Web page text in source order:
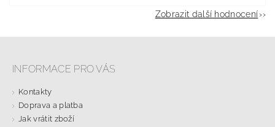
Zobrazit další hodnocení
INFORMACE PRO VÁS
Kontakty
Doprava a platba
Jak vrátit zboží